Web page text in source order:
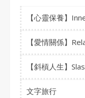
【心靈保養】
【愛情關係】
【斜槓人生】
文字旅行